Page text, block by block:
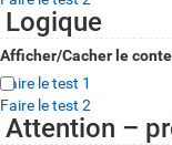
Logique
Afficher/Cacher le
Faire le test 1
Faire le test 2
Attention –